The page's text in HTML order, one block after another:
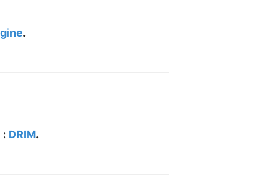
.
: DRIM.